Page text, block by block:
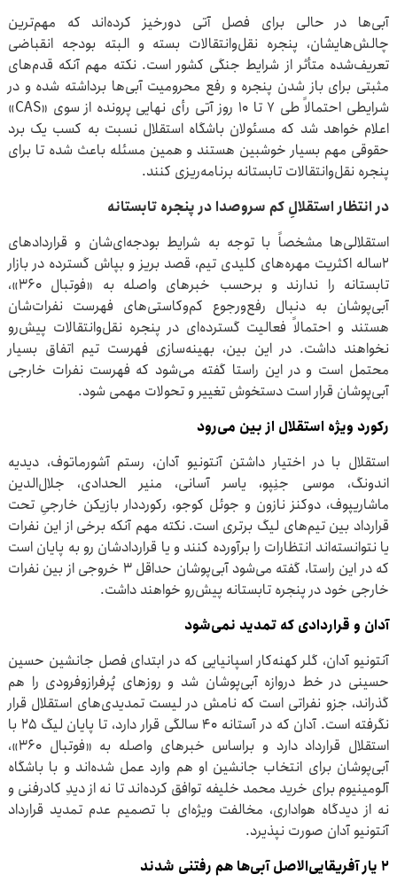
آبی‌ها در حالی برای فصل آتی دورخیز کرده‌اند که مهم‌ترین
چالش‌هایشان، پنجره نقل‌وانتقالات بسته و البته بودجه انقباضی
تعریف‌شده متأثر از شرایط جنگی کشور است. نکته مهم آنکه قدم‌های
مثبتی برای باز شدن پنجره و رفع محرومیت آبی‌ها برداشته شده و در
شرایطی احتمالاً طی ۷ تا ۱۰ روز آتی رأی نهایی پرونده از سوی «CAS»
اعلام خواهد شد که مسئولان باشگاه استقلال نسبت به کسب یک برد
حقوقی مهم بسیار خوشبین هستند و همین مسئله باعث شده تا برای
پنجره نقل‌وانتقالات تابستانه برنامه‌ریزی کنند.
در انتظار استقلالِ کم سروصدا در پنجره تابستانه
استقلالی‌ها مشخصاً با توجه به شرایط بودجه‌ای‌شان و قراردادهای
۲ساله اکثریت مهره‌های کلیدی تیم، قصد بریز و بپاش گسترده در بازار
تابستانه را ندارند و برحسب خبرهای واصله به «فوتبال ۳۶۰»،
آبی‌پوشان به دنبال رفع‌ورجوع کم‌وکاستی‌های فهرست نفرات‌شان
هستند و احتمالاً فعالیت گسترده‌ای در پنجره نقل‌وانتقالات پیش‌رو
نخواهند داشت. در این بین، بهینه‌سازی فهرست تیم اتفاق بسیار
محتمل است و در این راستا گفته می‌شود که فهرست نفرات خارجی
آبی‌پوشان قرار است دستخوش تغییر و تحولات مهمی شود.
رکورد ویژه استقلال از بین می‌رود
استقلال با در اختیار داشتن آنتونیو آدان، رستم آشورماتوف، دیدیه
اندونگ، موسی جنِپو، یاسر آسانی، منیر الحدادی، جلال‌الدین
ماشاریپوف، دوکنز نازون و جوئل کوجو، رکورددار بازیکن خارجیِ تحت
قرارداد بین تیم‌های لیگ برتری است. نکته مهم آنکه برخی از این نفرات
یا نتوانسته‌اند انتظارات را برآورده کنند و یا قراردادشان رو به پایان است
که در این راستا، گفته می‌شود آبی‌پوشان حداقل ۳ خروجی از بین نفرات
خارجی خود در پنجره تابستانه پیش‌رو خواهند داشت.
آدان و قراردادی که تمدید نمی‌شود
آنتونیو آدان، گلر کهنه‌کار اسپانیایی که در ابتدای فصل جانشین حسین
حسینی در خط دروازه آبی‌پوشان شد و روزهای پُرفرازوفرودی را هم
گذراند، جزو نفراتی است که نامش در لیست تمدیدی‌های استقلال قرار
نگرفته است. آدان که در آستانه ۴۰ سالگی قرار دارد، تا پایان لیگ ۲۵ با
استقلال قرارداد دارد و براساس خبرهای واصله به «فوتبال ۳۶۰»،
آبی‌پوشان برای انتخاب جانشین او هم وارد عمل شده‌اند و با باشگاه
آلومینیوم برای خرید محمد خلیفه توافق کرده‌اند تا نه از دیدِ کادرفنی و
نه از دیدگاه هواداری، مخالفت ویژه‌ای با تصمیم عدم تمدید قرارداد
آنتونیو آدان صورت نپذیرد.
۲ یار آفریقایی‌الاصل آبی‌ها هم رفتنی شدند